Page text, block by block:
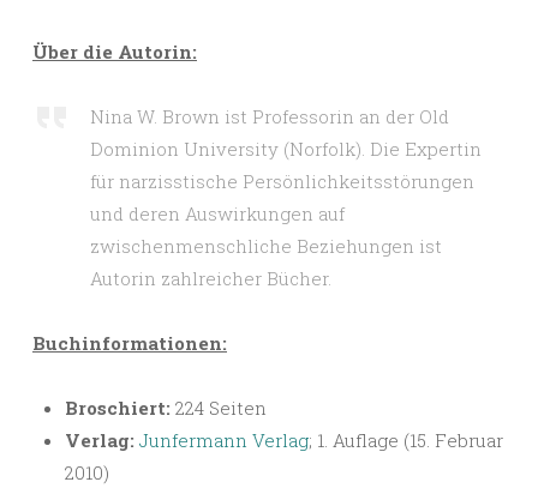
Über die Autorin:
Nina W. Brown ist Professorin an der Old
Dominion University (Norfolk). Die Expertin
für narzisstische Persönlichkeitsstörungen
und deren Auswirkungen auf
zwischenmenschliche Beziehungen ist
Autorin zahlreicher Bücher.
Buchinformationen:
Broschiert: 224 Seiten
Verlag: Junfermann Verlag; 1. Auflage (15. Februar
2010)